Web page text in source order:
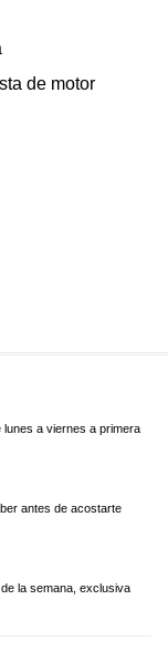
de motor
a viernes a primera
antes de acostarte
la semana, exclusiva